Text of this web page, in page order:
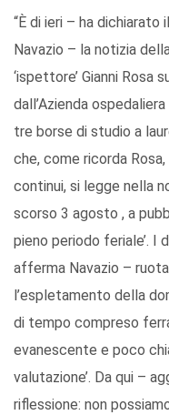
“È di ieri – ha
Navazio – la notizia
‘ispettore’ Gianni Rosa
dall’Azienda
tre borse di studio a
che, come ricorda
continui, si legge nella
scorso 3 agosto , a
pieno periodo feriale’. I
afferma Navazio –
l’espletamento della
di tempo compreso
evanescente e poco
valutazione’. Da qui –
riflessione: non